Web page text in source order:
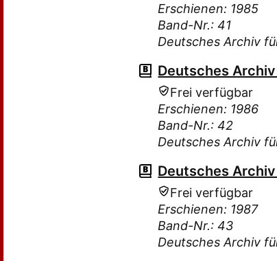
Erschienen: 1985
Band-Nr.: 41
Deutsches Archiv
Deutsches
Frei verfügbar
Erschienen: 1986
Band-Nr.: 42
Deutsches Archiv
Deutsches
Frei verfügbar
Erschienen: 1987
Band-Nr.: 43
Deutsches Archiv